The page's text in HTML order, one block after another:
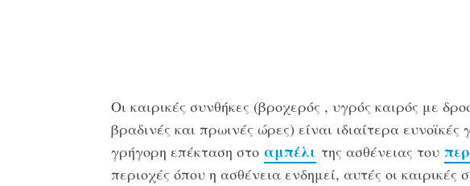
Οι καιρικές συνθήκες (βροχερός , υγρός καιρός με
βραδινές και πρωινές ώρες) είναι ιδιαίτερα
γρήγορη επέκταση στο αμπέλι της ασθένειας του
περιοχές όπου η ασθένεια ενδημεί, αυτές οι καιρικές